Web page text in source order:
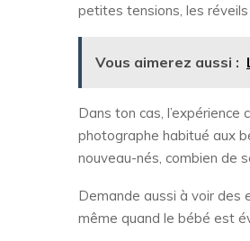
petites tensions, les
Vous aimerez aussi :
Dans ton cas,
photographe habitué aux
nouveau-nés, combien de
Demande aussi à voir des
même quand le bébé est